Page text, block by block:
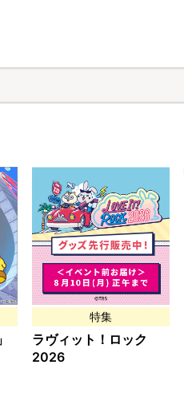
特集
ラヴィット！ロック
2026